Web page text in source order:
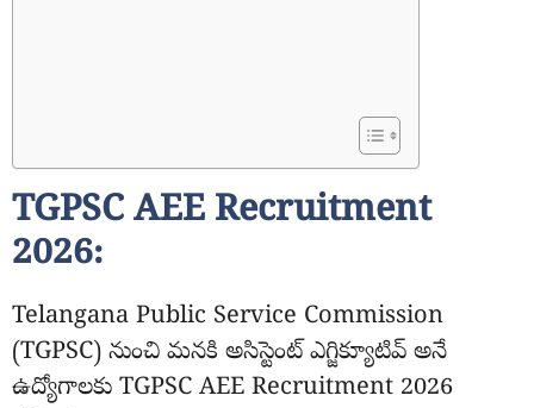
TGPSC AEE Recruitment
2026:
Telangana Public Service Commission
(TGPSC) నుంచి మనకి అసిస్టెంట్ ఎగ్జిక్యూటివ్ అనే
ఉద్యోగాలకు TGPSC AEE Recruitment 2026